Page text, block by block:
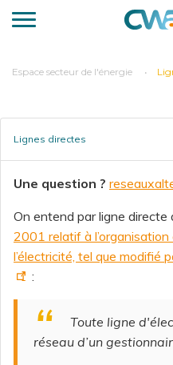
Panneau de gestion des
Aller
au
principal
You
here
Espace secteur de l'énergie
Lignes directes
Une question ?
On entend par ligne directe
2001 relatif à
l’électricité, tel que modifié
:
Toute ligne
réseau d’un